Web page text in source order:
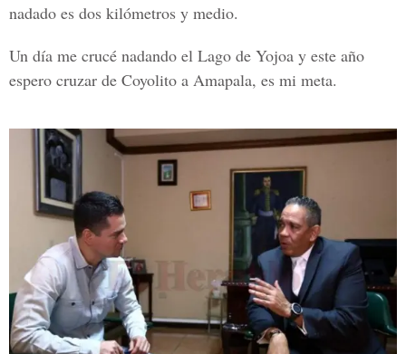
nadado es dos kilómetros y medio.
Un día me crucé nadando el Lago de Yojoa y este año
espero cruzar de Coyolito a Amapala, es mi meta.